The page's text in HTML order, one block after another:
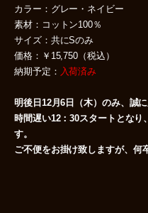
カラー：グレー・ネイビー
素材：コットン100％
サイズ：共にSのみ
価格：￥15,750（税込）
納期予定： 入荷済み
明後日12月6日（木）のみ、誠
時間遅い12：30スタートとなり
す。
ご不便をお掛け致しますが、何